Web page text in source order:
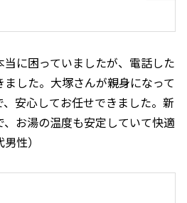
当に困っていましたが、電話した
した。大塚さんが親身になって
安心してお任せできました。新
、お湯の温度も安定していて快適
性）